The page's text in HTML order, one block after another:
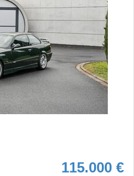
115.000 €